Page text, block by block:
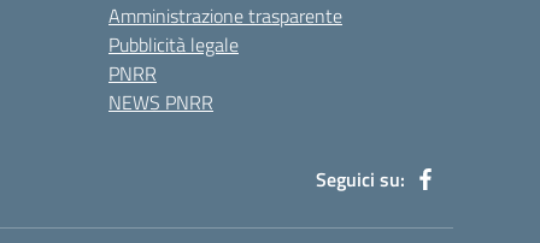
Amministrazione trasparente
Pubblicità legale
PNRR
NEWS PNRR
Seguici su: